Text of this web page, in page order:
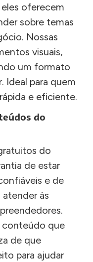
eles oferecem
sobre temas
Nossas
visuais,
um formato
Ideal para quem
e eficiente.
do
do
de estar
e de
atender às
que
de que
para ajudar